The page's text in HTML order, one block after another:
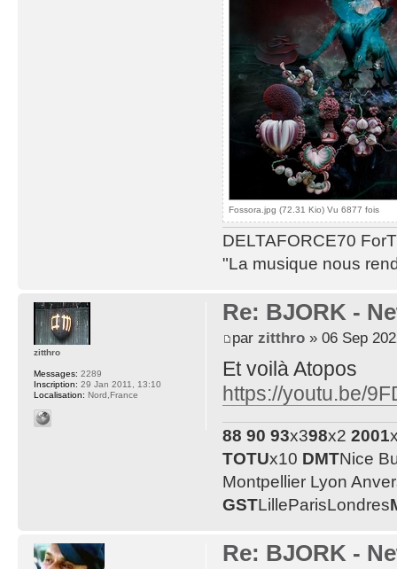
Fossora.jpg (72.31 Kio) Vu 6877 fois
DELTAFORCE70
"La musique nous
Re: BJORK -
par zitthro» 06 Sep
Et voilà Atopos
https://youtu.be/
88 90 93x398x2 2001
TOTUx10 DMTNice
Montpellier Lyon
GSTLilleParisLondres
zitthro
Messages: 2289
Inscription: 29 Jan 2011, 13:10
Localisation: Nord,France
Re: BJORK -